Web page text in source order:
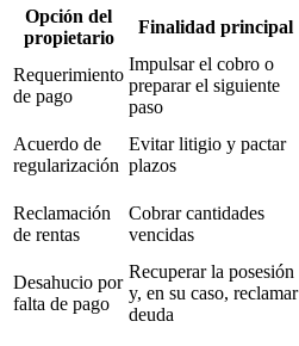
Opción del
propietario
Finalidad principal
Requerimiento
de pago
Impulsar el cobro o
preparar el siguiente
paso
Acuerdo de
regularización
Evitar litigio y pactar
plazos
Reclamación
de rentas
Cobrar cantidades
vencidas
Desahucio por
falta de pago
Recuperar la posesión
y, en su caso, reclamar
deuda